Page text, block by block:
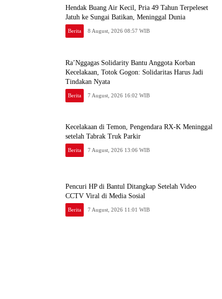
Hendak Buang Air Kecil, Pria 49 Tahun Terpeleset
Jatuh ke Sungai Batikan, Meninggal Dunia
Berita 8 August, 2026 08:57 WIB
Ra’Nggagas Solidarity Bantu Anggota Korban
Kecelakaan, Totok Gogon: Solidaritas Harus Jadi
Tindakan Nyata
Berita 7 August, 2026 16:02 WIB
Kecelakaan di Temon, Pengendara RX-K Meninggal
setelah Tabrak Truk Parkir
Berita 7 August, 2026 13:06 WIB
Pencuri HP di Bantul Ditangkap Setelah Video
CCTV Viral di Media Sosial
Berita 7 August, 2026 11:01 WIB